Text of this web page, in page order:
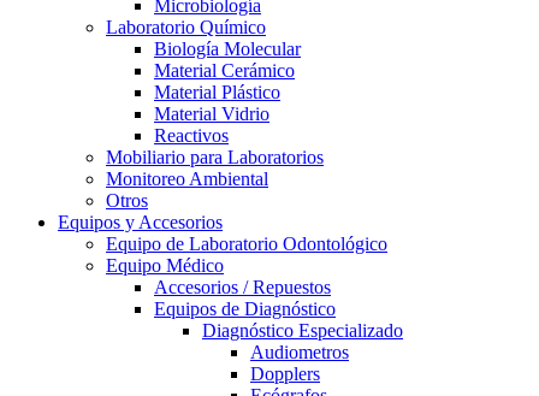
Microbiología
Laboratorio Químico
Biología Molecular
Material Cerámico
Material Plástico
Material Vidrio
Reactivos
Mobiliario para Laboratorios
Monitoreo Ambiental
Otros
Equipos y Accesorios
Equipo de Laboratorio Odontológico
Equipo Médico
Accesorios / Repuestos
Equipos de Diagnóstico
Diagnóstico Especializado
Audiometros
Dopplers